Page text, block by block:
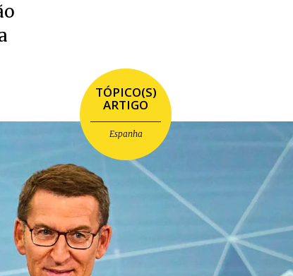
TÓPICO(S)
ARTIGO
Espanha